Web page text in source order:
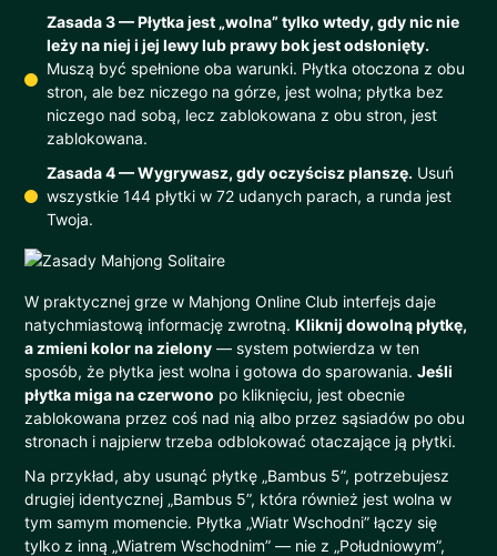
Zasada 3 — Płytka jest „wolna” tylko wtedy, gdy nic nie
leży na niej i jej lewy lub prawy bok jest odsłonięty.
Muszą być spełnione oba warunki. Płytka otoczona z obu
stron, ale bez niczego na górze, jest wolna; płytka bez
niczego nad sobą, lecz zablokowana z obu stron, jest
zablokowana.
Zasada 4 — Wygrywasz, gdy oczyścisz planszę. Usuń
wszystkie 144 płytki w 72 udanych parach, a runda jest
Twoja.
W praktycznej grze w Mahjong Online Club interfejs daje
natychmiastową informację zwrotną.Kliknij dowolną płytkę,
a zmieni kolor na zielony — system potwierdza w ten
sposób, że płytka jest wolna i gotowa do sparowania.Jeśli
płytka miga na czerwono po kliknięciu, jest obecnie
zablokowana przez coś nad nią albo przez sąsiadów po obu
stronach i najpierw trzeba odblokować otaczające ją płytki.
Na przykład, aby usunąć płytkę „Bambus 5”, potrzebujesz
drugiej identycznej „Bambus 5”, która również jest wolna w
tym samym momencie. Płytka „Wiatr Wschodni” łączy się
tylko z inną „Wiatrem Wschodnim” — nie z „Południowym”,